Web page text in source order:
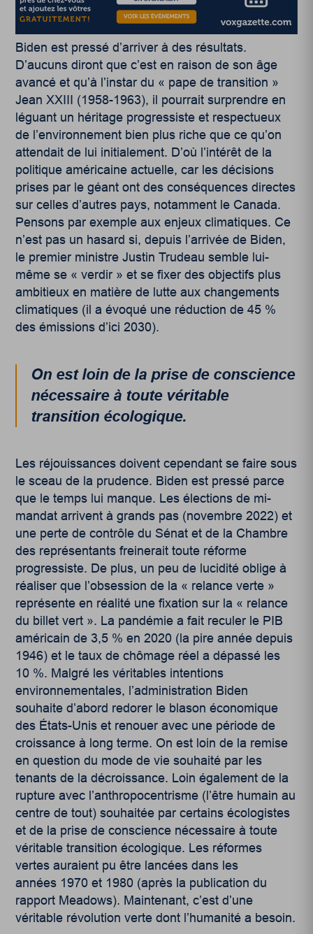
Biden est pressé d’arriver à des résultats.
D’aucuns diront que c’est en raison de son âge
avancé et qu’à l’instar du « pape de transition »
Jean XXIII (1958-1963), il pourrait surprendre en
léguant un héritage progressiste et respectueux
de l’environnement bien plus riche que ce qu’on
attendait de lui initialement. D’où l’intérêt de la
politique américaine actuelle, car les décisions
prises par le géant ont des conséquences directes
sur celles d’autres pays, notamment le Canada.
Pensons par exemple aux enjeux climatiques. Ce
n’est pas un hasard si, depuis l’arrivée de Biden,
le premier ministre Justin Trudeau semble lui-
même se « verdir » et se fixer des objectifs plus
ambitieux en matière de lutte aux changements
climatiques (il a évoqué une réduction de 45 %
des émissions d’ici 2030).
On est loin de la prise de conscience
nécessaire à toute véritable
transition écologique.
Les réjouissances doivent cependant se faire sous
le sceau de la prudence. Biden est pressé parce
que le temps lui manque. Les élections de mi-
mandat arrivent à grands pas (novembre 2022) et
une perte de contrôle du Sénat et de la Chambre
des représentants freinerait toute réforme
progressiste. De plus, un peu de lucidité oblige à
réaliser que l’obsession de la « relance verte »
représente en réalité une fixation sur la « relance
du billet vert ». La pandémie a fait reculer le PIB
américain de 3,5 % en 2020 (la pire année depuis
1946) et le taux de chômage réel a dépassé les
10 %. Malgré les véritables intentions
environnementales, l’administration Biden
souhaite d’abord redorer le blason économique
des États-Unis et renouer avec une période de
croissance à long terme. On est loin de la remise
en question du mode de vie souhaité par les
tenants de la décroissance. Loin également de la
rupture avec l’anthropocentrisme (l’être humain au
centre de tout) souhaitée par certains écologistes
et de la prise de conscience nécessaire à toute
véritable transition écologique. Les réformes
vertes auraient pu être lancées dans les
années 1970 et 1980 (après la publication du
rapport Meadows). Maintenant, c’est d’une
véritable révolution verte dont l’humanité a besoin.